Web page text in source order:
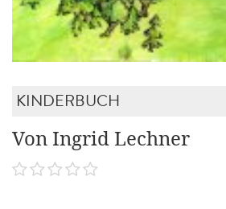
KINDERBUCH
Von Ingrid Lechner